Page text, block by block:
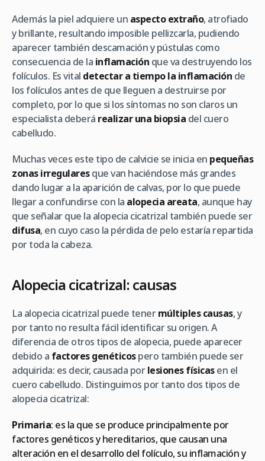
Además la piel adquiere un aspecto extraño, atrofiado
y brillante, resultando imposible pellizcarla, pudiendo
aparecer también descamación y pústulas como
consecuencia de la inflamación que va destruyendo los
folículos. Es vital detectar a tiempo la inflamación de
los folículos antes de que lleguen a destruirse por
completo, por lo que si los síntomas no son claros un
especialista deberá realizar una biopsia del cuero
cabelludo.
Muchas veces este tipo de calvicie se inicia en pequeñas
zonas irregularesque van haciéndose más grandes
dando lugar a la aparición de calvas, por lo que puede
llegar a confundirse con la alopecia areata, aunque hay
que señalar que la alopecia cicatrizal también puede ser
difusa, en cuyo caso la pérdida de pelo estaría repartida
por toda la cabeza.
Alopecia cicatrizal: causas
La alopecia cicatrizal puede tenermúltiples causas, y
por tanto no resulta fácil identificar su origen. A
diferencia de otros tipos de alopecia, puede aparecer
debido a factores genéticospero también puede ser
adquirida: es decir, causada porlesiones físicasen el
cuero cabelludo. Distinguimos por tanto dos tipos de
alopecia cicatrizal:
Primaria: es la que se produce principalmente por
factores genéticos y hereditarios, que causan una
alteración en el desarrollo del folículo, su inflamación y